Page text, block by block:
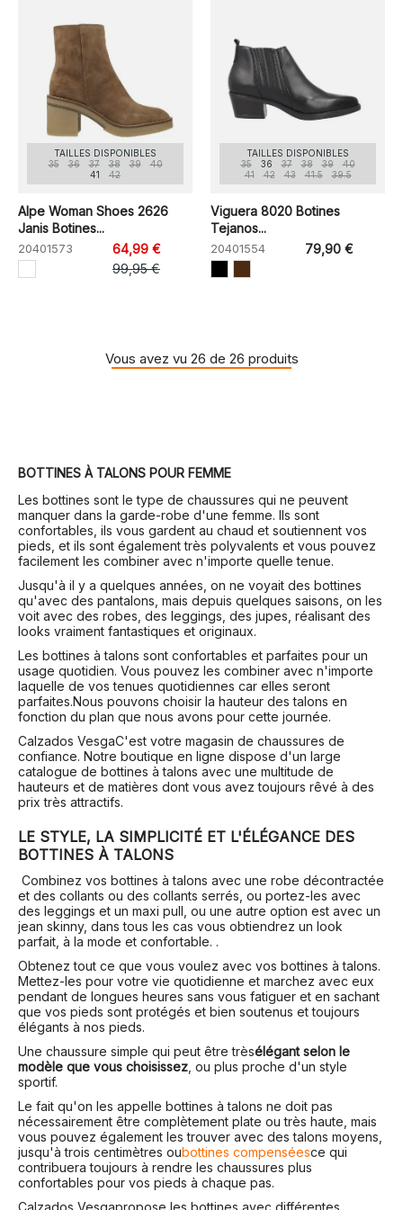
TAILLES DISPONIBLES
35
36 37 38 39
40
41
42
Alpe Woman Shoes 2626
Janis Botines...
20401573
64,99 €
99,95 €
TAILLES DISPONIBLES
35
36 37 38 39
40
41
42 43 41.5 39.5
Viguera 8020 Botines
Tejanos...
20401554 79,90 €
Vous avez vu 26 de 26 produits
BOTTINES À TALONS POUR FEMME
Les bottines sont le type de chaussures qui ne peuvent
manquer dans la garde-robe d'une femme. Ils sont
confortables, ils vous gardent au chaud et soutiennent vos
pieds, et ils sont également très polyvalents et vous pouvez
facilement les combiner avec n'importe quelle tenue.
Jusqu'à il y a quelques années, on ne voyait des bottines
qu'avec des pantalons, mais depuis quelques saisons, on les
voit avec des robes, des leggings, des jupes, réalisant des
looks vraiment fantastiques et originaux.
Les bottines à talons sont confortables et parfaites pour un
usage quotidien. Vous pouvez les combiner avec n'importe
laquelle de vos tenues quotidiennes car elles seront
parfaites.Nous pouvons choisir la hauteur des talons en
fonction du plan que nous avons pour cette journée.
Calzados VesgaC'est votre magasin de chaussures de
confiance. Notre boutique en ligne dispose d'un large
catalogue de bottines à talons avec une multitude de
hauteurs et de matières dont vous avez toujours rêvé à des
prix très attractifs.
LE STYLE, LA SIMPLICITÉ ET L'ÉLÉGANCE DES
BOTTINES À TALONS
Combinez vos bottines à talons avec une robe décontractée
et des collants ou des collants serrés, ou portez-les avec
des leggings et un maxi pull, ou une autre option est avec un
jean skinny, dans tous les cas vous obtiendrez un look
parfait, à la mode et confortable. .
Obtenez tout ce que vous voulez avec vos bottines à talons.
Mettez-les pour votre vie quotidienne et marchez avec eux
pendant de longues heures sans vous fatiguer et en sachant
que vos pieds sont protégés et bien soutenus et toujours
élégants à nos pieds.
Une chaussure simple qui peut être trèsélégant selon le
modèle que vous choisissez, ou plus proche d'un style
sportif.
Le fait qu'on les appelle bottines à talons ne doit pas
nécessairement être complètement plate ou très haute, mais
vous pouvez également les trouver avec des talons moyens,
jusqu'à trois centimètres oubottines compenséesce qui
contribuera toujours à rendre les chaussures plus
confortables pour vos pieds à chaque pas.